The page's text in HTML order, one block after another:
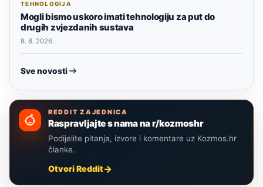
TEHNOLOGIJA
Mogli bismo uskoro imati tehnologiju za put do
drugih zvjezdanih sustava
8. 8. 2026.
Sve novosti
REDDIT ZAJEDNICA
Raspravljajte s nama na r/kozmoshr
Podijelite pitanja, izvore i komentare uz Kozmos.hr
članke.
Otvori Reddit